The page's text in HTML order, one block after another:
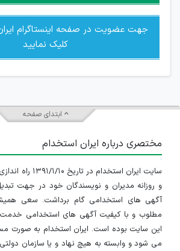
جهت عضویت در صفحه اینستاگرام
کلیک نمایید
ابتدای صفحه
مختصری درباره ایران استخدام
سایت ایران
و روزانه مدیران و نویسندگان خود در جهت
آگهی های استخدامی گام برداشت. سعی
مطلوب و با کیفیت آگهی های استخدامی خدمت
این سایت بوده است. ایران استخدام به صورت
می شود و وابسته به هیچ نهاد و یا سازمان